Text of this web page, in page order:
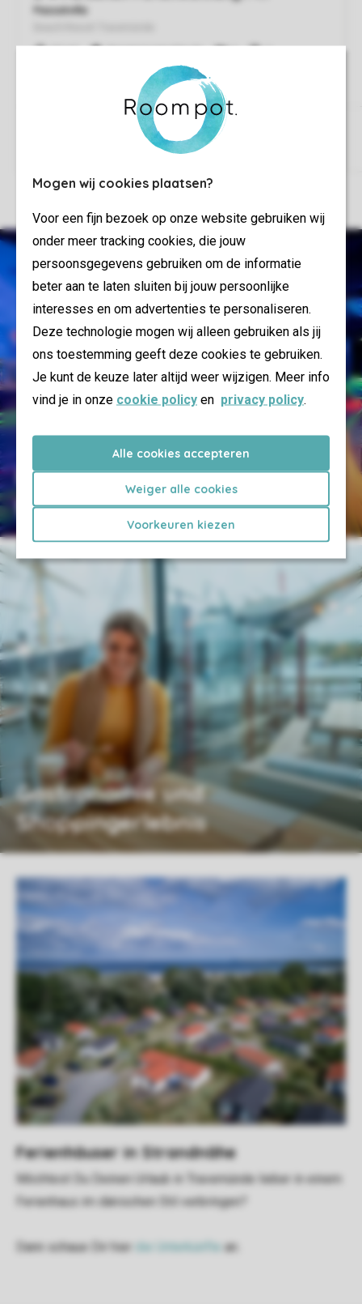
Mogen wij cookies plaatsen?
Voor een fijn bezoek op onze website gebruiken wij
onder meer tracking cookies, die jouw
persoonsgegevens gebruiken om de informatie
beter aan te laten sluiten bij jouw persoonlijke
interesses en om advertenties te personaliseren.
Deze technologie mogen wij alleen gebruiken als jij
ons toestemming geeft deze cookies te gebruiken.
Je kunt de keuze later altijd weer wijzigen. Meer info
vind je in onze cookie policy en privacy policy.
Alle cookies accepteren
Weiger alle cookies
Voorkeuren kiezen
Maritime Urlaubs- und
Erlebniswelt
Gastronomie und
Shoppingerlebnis
Ferienhäuser in Strandnähe
Möchtest Du Deinen Urlaub in Travemünde lieber in einem
Ferienhaus im dänischen Stil verbringen?
Dann schaue Dir hier die Unterkünfte an.